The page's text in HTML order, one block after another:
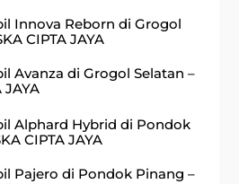
Innova Reborn di Grogol
CIPTA JAYA
Avanza di Grogol Selatan –
JAYA
Alphard Hybrid di Pondok
CIPTA JAYA
Pajero di Pondok Pinang –